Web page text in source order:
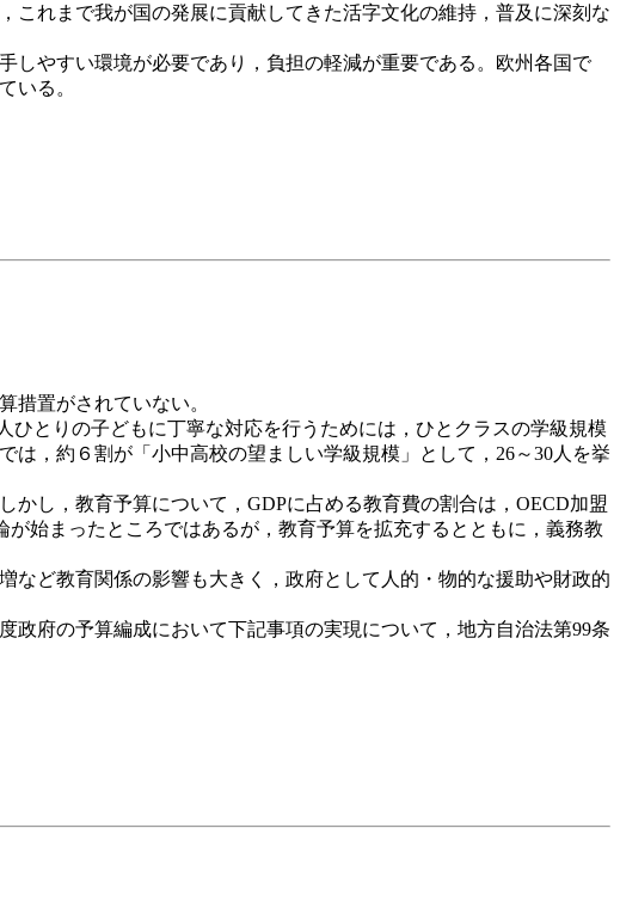
れまで我が国の発展に貢献してきた活字文化の維持，普及に深刻な
やすい環境が必要であり，負担の軽減が重要である。欧州各国で
いる。
措置がされていない。
とりの子どもに丁寧な対応を行うためには，ひとクラスの学級規模
，約６割が「小中高校の望ましい学級規模」として，26～30人を挙
し，教育予算について，GDPに占める教育費の割合は，OECD加盟
始まったところではあるが，教育予算を拡充するとともに，義務教
ど教育関係の影響も大きく，政府として人的・物的な援助や財政的
府の予算編成において下記事項の実現について，地方自治法第99条